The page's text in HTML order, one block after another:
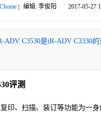
| 编辑: 李俊阳 2017-05-27
C3530是iR-ADV C3330
评测
印、扫描、装订等功能为一